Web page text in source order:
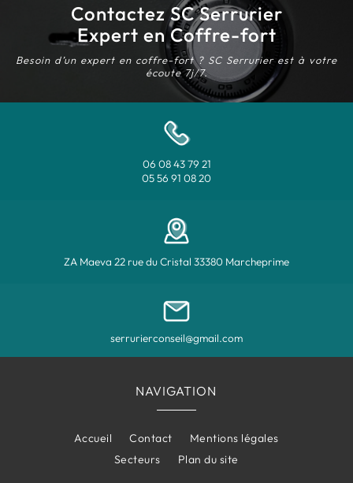
Contactez SC Serrurier
Expert en Coffre-fort
Besoin d’un expert en coffre-fort ? SC Serrurier est à votre
écoute 7j/7.
06 08 43 79 21
05 56 91 08 20
ZA Maeva 22 rue du Cristal 33380 Marcheprime
serrurierconseil@gmail.com
NAVIGATION
Accueil Contact
Mentions légales
Secteurs
Plan du site